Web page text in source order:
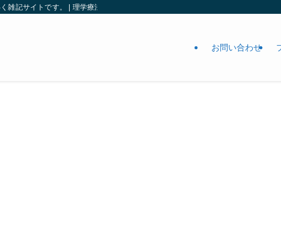
雑記サイトです。 | 理学療法ガーデン
お問い合わせ